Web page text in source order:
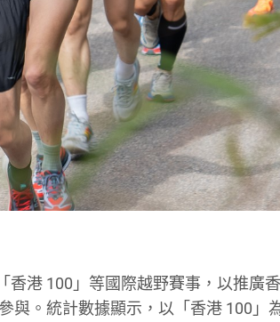
港 100」等國際越野賽事，以推廣
與。統計數據顯示，以「香港 100」